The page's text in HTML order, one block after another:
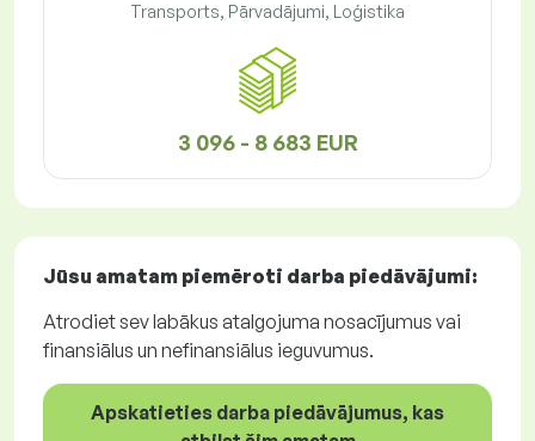
Transports, Pārvadājumi, Loģistika
3 096 - 8 683 EUR
Jūsu amatam piemēroti darba piedāvājumi:
Atrodiet sev labākus atalgojuma nosacījumus vai
finansiālus un nefinansiālus ieguvumus.
Apskatieties darba piedāvājumus, kas